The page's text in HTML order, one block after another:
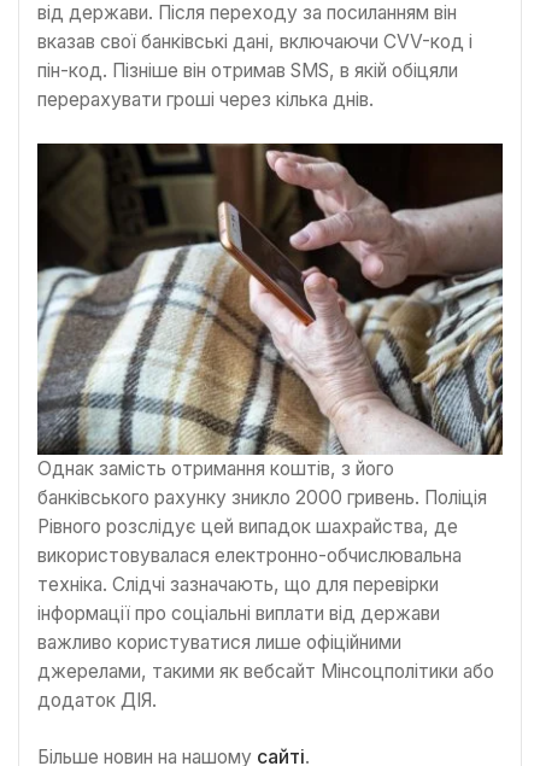
від держави. Після переходу за посиланням він
вказав свої банківські дані, включаючи CVV-код і
пін-код. Пізніше він отримав SMS, в якій обіцяли
перерахувати гроші через кілька днів.
Однак замість отримання коштів, з його
банківського рахунку зникло 2000 гривень. Поліція
Рівного розслідує цей випадок шахрайства, де
використовувалася електронно-обчислювальна
техніка. Слідчі зазначають, що для перевірки
інформації про соціальні виплати від держави
важливо користуватися лише офіційними
джерелами, такими як вебсайт Мінсоцполітики або
додаток ДІЯ.
Більше новин на нашому сайті.